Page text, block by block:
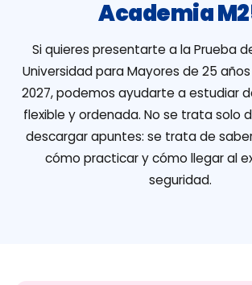
Academia
Si quieres presentarte a la Prueba
Universidad para Mayores de 25
2027, podemos ayudarte a estudiar
flexible y ordenada. No se trata solo
descargar apuntes: se trata de
cómo practicar y cómo llegar al
seguridad.